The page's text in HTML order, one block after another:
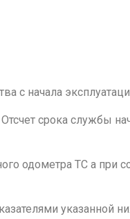
с начала
срока службы
одометра ТС а при
указанной